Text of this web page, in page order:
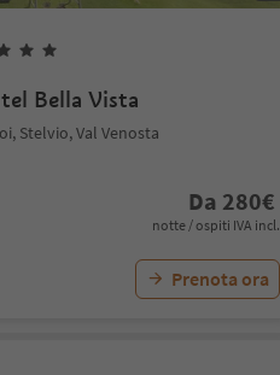
Bella Vista
Stelvio, Val Venosta
Da 280€
notte / ospiti IVA incl.
Prenota ora